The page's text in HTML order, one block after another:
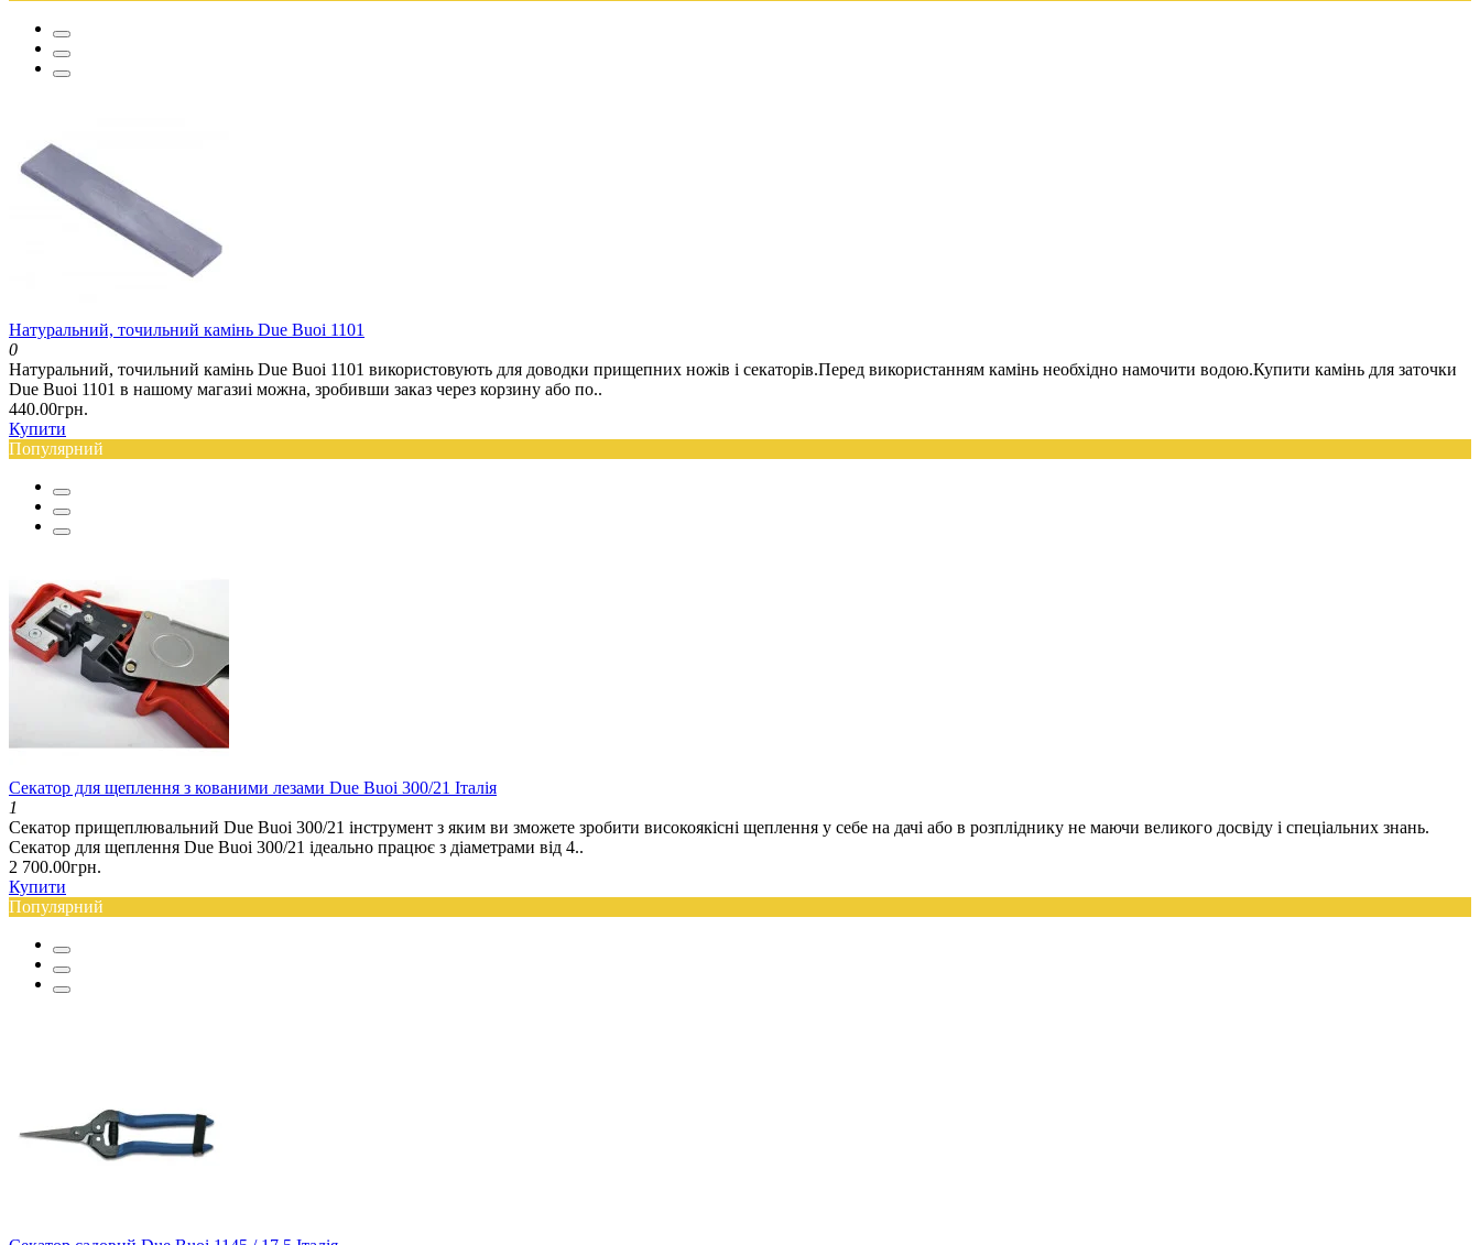
Натуральний, точильний камінь Due Buoi 1101
0
Натуральний, точильний камінь Due Buoi 1101 використовують для доводки прищепних ножів і секаторів.Перед використанням камінь необхідно намочити водою.Купити камінь для заточки
Due Buoi 1101 в нашому магазиі можна, зробивши заказ через корзину або по..
440.00грн.
Купити
Популярний
Секатор для щеплення з кованими лезами Due Buoi 300/21 Італія
1
Секатор прищеплювальний Due Buoi 300/21 інструмент з яким ви зможете зробити високоякісні щеплення у себе на дачі або в розпліднику не маючи великого досвіду і спеціальних знань.
Секатор для щеплення Due Buoi 300/21 ідеально працює з діаметрами від 4..
2 700.00грн.
Купити
Популярний